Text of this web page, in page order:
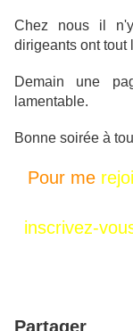
Chez nous il
dirigeants ont tout
Demain une
lamentable.
Bonne soirée à
Pour me
inscrivez-
Partager